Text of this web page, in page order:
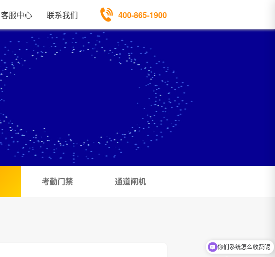
客服中心 联系我们 400-865-1900
考勤门禁 通道闸机
你们系统怎么收费呢